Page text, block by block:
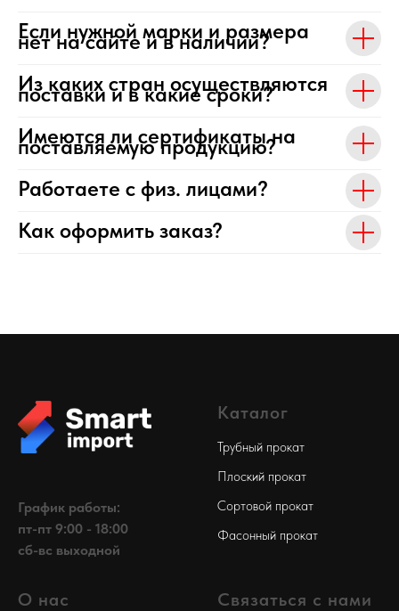
Если нужной марки и размера
нет на сайте и в наличии?
Из каких стран осуществляются
поставки и в какие сроки?
Имеются ли сертификаты на
поставляемую продукцию?
Работаете с физ. лицами?
Как оформить заказ?
График работы:
пт-пт 9:00 - 18:00
сб-вс выходной
Каталог
Трубный прокат
Плоский прокат
Сортовой прокат
Фасонный прокат
О нас Связаться с нами